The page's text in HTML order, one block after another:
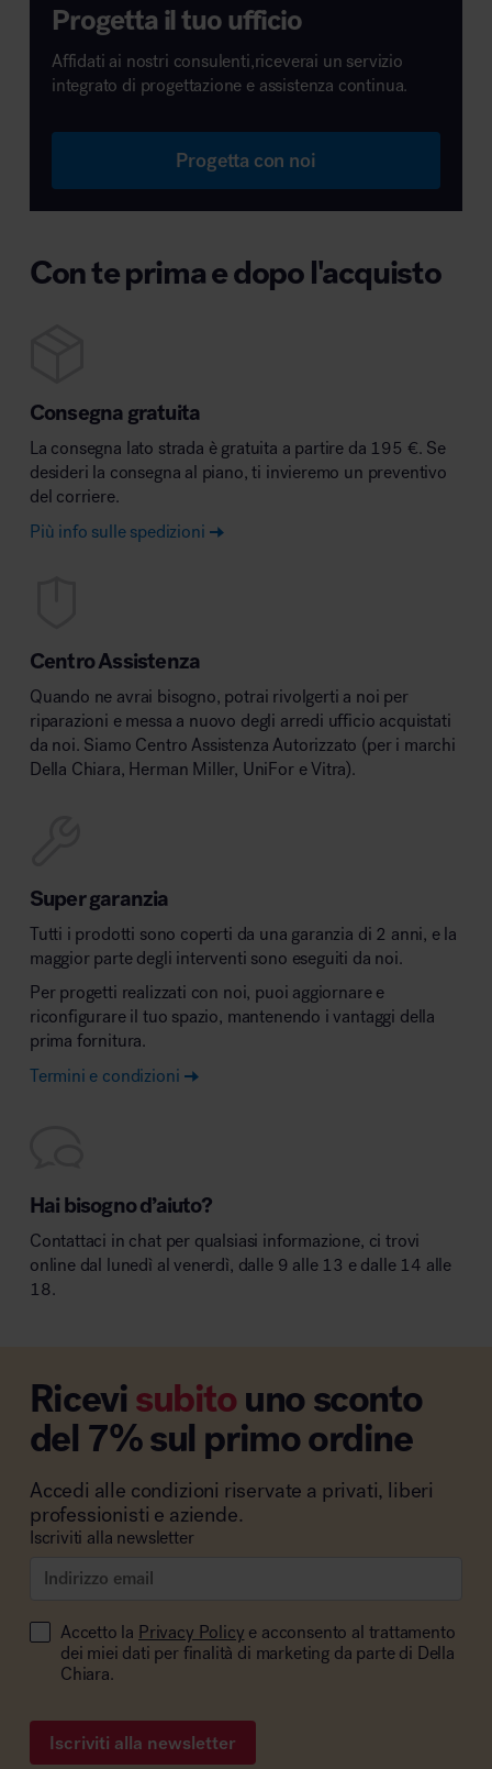
Progetta il tuo ufficio
Affidati ai nostri consulenti,riceverai un servizio
integrato di progettazione e assistenza continua.
Progetta con noi
Con te prima e dopo l'acquisto
Consegna gratuita
La consegna lato strada è gratuita a partire da 195 €. Se
desideri la consegna al piano, ti invieremo un preventivo
del corriere.
Più info sulle spedizioni
Centro Assistenza
Quando ne avrai bisogno, potrai rivolgerti a noi per
riparazioni e messa a nuovo degli arredi ufficio acquistati
da noi. Siamo Centro Assistenza Autorizzato (per i marchi
Della Chiara, Herman Miller, UniFor e Vitra).
Super garanzia
Tutti i prodotti sono coperti da una garanzia di 2 anni, e la
maggior parte degli interventi sono eseguiti da noi.
Per progetti realizzati con noi, puoi aggiornare e
riconfigurare il tuo spazio, mantenendo i vantaggi della
prima fornitura.
Termini e condizioni
Hai bisogno d’aiuto?
Contattaci in chat per qualsiasi informazione, ci trovi
online dal lunedì al venerdì, dalle 9 alle 13 e dalle 14 alle
18.
Ricevisubitouno sconto
del 7% sul primo ordine
Accedi alle condizioni riservate a privati, liberi
professionisti e aziende.
Iscriviti alla newsletter
Accetto la Privacy Policy e acconsento al trattamento
dei miei dati per finalità di marketing da parte di Della
Chiara.
Iscriviti alla newsletter